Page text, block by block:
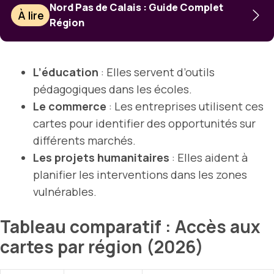
À lire
Nord Pas de Calais : Guide Complet
Région
L’éducation : Elles servent d’outils
pédagogiques dans les écoles.
Le commerce : Les entreprises utilisent ces
cartes pour identifier des opportunités sur
différents marchés.
Les projets humanitaires : Elles aident à
planifier les interventions dans les zones
vulnérables.
Tableau comparatif : Accès aux
cartes par région (2026)